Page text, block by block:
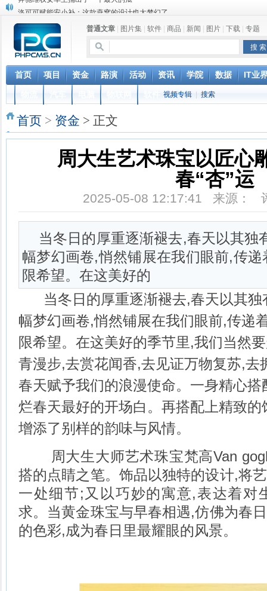
DS四款新能源车型上海车展亚洲首秀
苹果与高通和解 英特尔失去重要移动客户
小米高管：虽然高通与苹果和解，但5G iPhone最快明年下半年发布
iOS 13加入黑暗模式 多功能加持6月份见
高通与苹果达成和解，双方达成6年许可协议
元宇宙持续火热 应用爆发落地需实时网络支撑
奔驰维权女车主捅出了一个最大的瓜
普通文章 图片集 软件 商品 新闻 图片 下载 专题
首页 项目 资金 路演 活动 资讯 学院 数据 IT业
视频专辑 搜索
首页 > 资金 > 正文
周大生艺术珠宝以匠心
春“杏”运
2025-05-08 12:17:41 来源：
当冬日的厚重逐渐褪去,春天以其独
幅梦幻画卷,悄然铺展在我们眼前,传
限希望。在这美好的
当冬日的厚重逐渐褪去,春天以其独
幅梦幻画卷,悄然铺展在我们眼前,传递
限希望。在这美好的季节里,我们当然
青漫步,去赏花闻香,去见证万物复苏,去
春天赋予我们的浪漫使命。一身精心
烂春天最好的开场白。再搭配上精致
增添了别样的韵味与风情。
周大生大师艺术珠宝梵高Van
搭的点睛之笔。饰品以独特的设计,将
一处细节;又以巧妙的寓意,表达着对
求。当黄金珠宝与早春相遇,仿佛为春
的色彩,成为春日里最耀眼的风景。